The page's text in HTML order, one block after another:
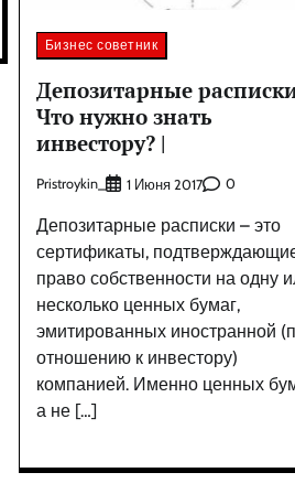
Бизнес советник
Депозитарные
Что нужно знать
инвестору? |
Pristroykin_ 1 Июня 2017 0
Депозитарные расписки – это
сертификаты,
право собственности на одну
несколько ценных бумаг,
эмитированных иностранной
отношению к инвестору)
компанией. Именно ценных
а не […]